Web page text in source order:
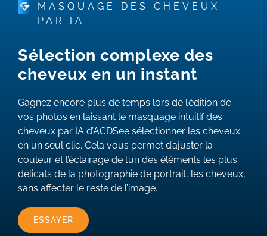
MASQUAGE DES CHEVEUX
PAR IA
Sélection complexe des
cheveux en un instant
Gagnez encore plus de temps lors de l’édition de
vos photos en laissant le masquage intuitif des
cheveux par IA d’ACDSee sélectionner les cheveux
en un seul clic. Cela vous permet d’ajuster la
couleur et l’éclairage de l’un des éléments les plus
délicats de la photographie de portrait, les cheveux,
sans affecter le reste de l’image.
ESSAYER